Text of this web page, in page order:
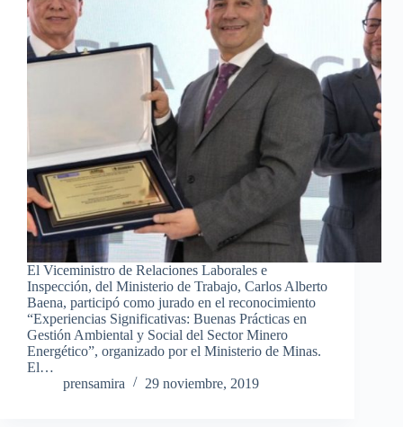
El Viceministro de Relaciones Laborales e
Inspección, del Ministerio de Trabajo, Carlos Alberto
Baena, participó como jurado en el reconocimiento
“Experiencias Significativas: Buenas Prácticas en
Gestión Ambiental y Social del Sector Minero
Energético”, organizado por el Ministerio de Minas.
El…
prensamira
29 noviembre, 2019